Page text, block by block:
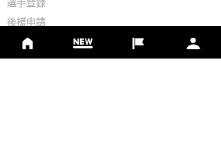
選手登録​
​後援申請
​イベント依頼
プライバシーポリシー